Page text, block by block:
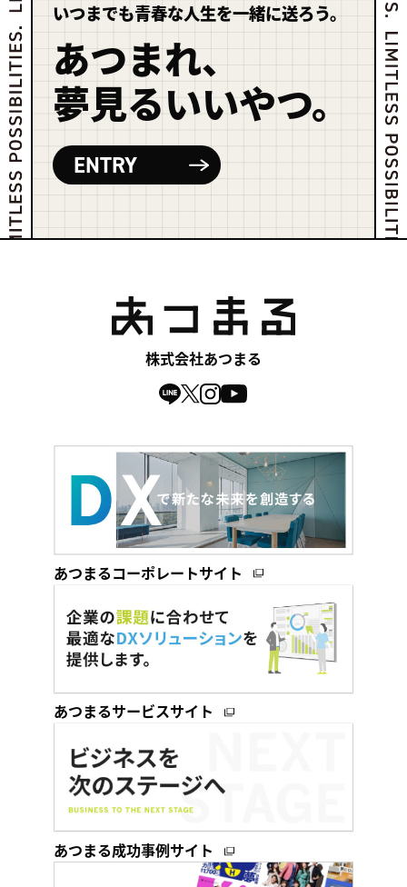
いつまでも青春な人生を一緒に送ろう。
あつまれ、
夢見るいいやつ。
ENTRY
株式会社あつまる
あつまるコーポレートサイト
あつまるサービスサイト
あつまる成功事例サイト